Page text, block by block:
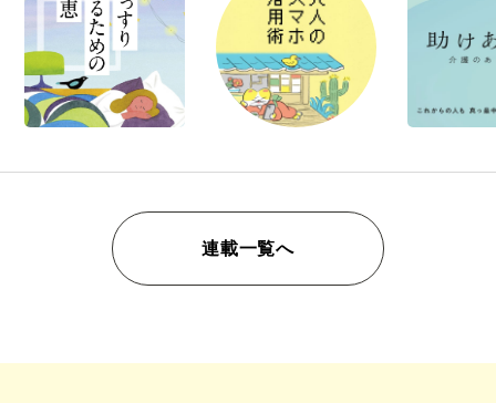
連載一覧へ